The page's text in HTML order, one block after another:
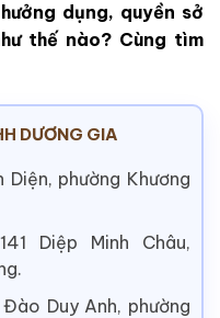
dụng, quyền sở
thế nào? Cùng tìm
DƯƠNG GIA
Diện, phường Khương
141 Diệp Minh Châu,
Đào Duy Anh, phường